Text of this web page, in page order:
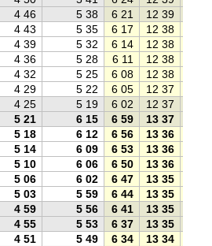
4 46 5 38 6 21 12 39
4 43 5 35 6 17 12 38
4 39 5 32 6 14 12 38
4 36 5 28 6 11 12 38
4 32 5 25 6 08 12 38
4 29 5 22 6 05 12 37
4 25 5 19 6 02 12 37
5 21 6 15 6 59 13 37
5 18 6 12 6 56 13 36
5 14 6 09 6 53 13 36
5 10 6 06 6 50 13 36
5 06 6 02 6 47 13 35
5 03 5 59 6 44 13 35
4 59 5 56 6 41 13 35
4 55 5 53 6 37 13 35
4 51 5 49 6 34 13 34